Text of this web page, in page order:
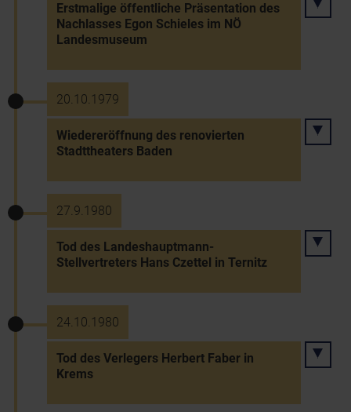
Erstmalige öffentliche Präsentation des
Nachlasses Egon Schieles im NÖ
Landesmuseum
20.10.1979
Wiedereröffnung des renovierten
Stadttheaters Baden
27.9.1980
Tod des Landeshauptmann-
Stellvertreters Hans Czettel in Ternitz
24.10.1980
Tod des Verlegers Herbert Faber in
Krems